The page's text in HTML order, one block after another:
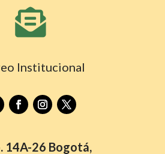

Institucional
14A-26 Bogotá,